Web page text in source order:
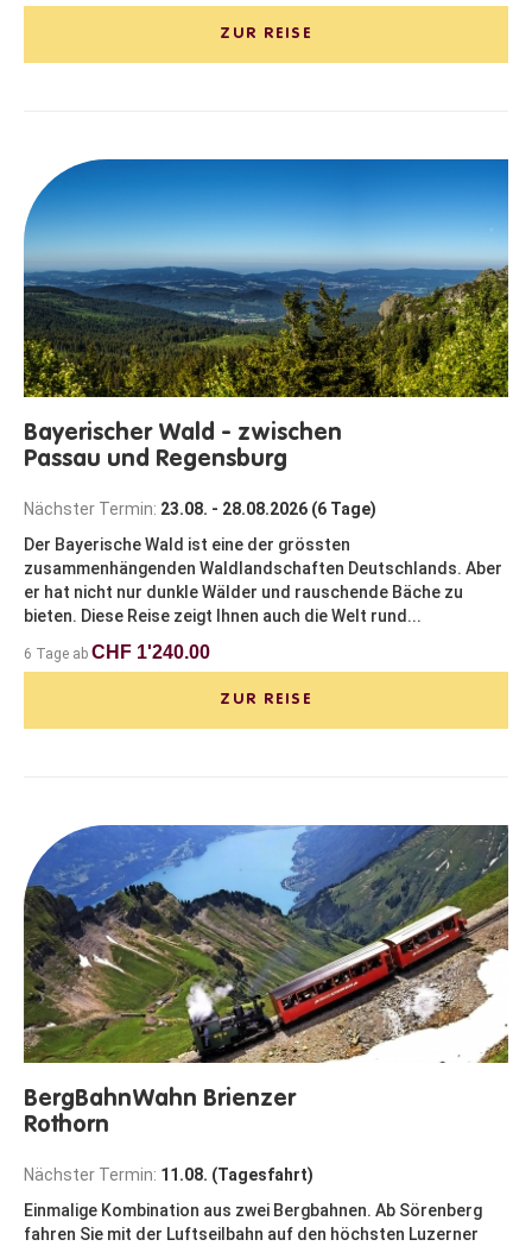
ZUR REISE
Bayerischer Wald - zwischen
Passau und Regensburg
Nächster Termin: 23.08. - 28.08.2026 (6 Tage)
Der Bayerische Wald ist eine der grössten
zusammenhängenden Waldlandschaften Deutschlands. Aber
er hat nicht nur dunkle Wälder und rauschende Bäche zu
bieten. Diese Reise zeigt Ihnen auch die Welt rund...
6 Tage ab CHF 1'240.00
ZUR REISE
BergBahnWahn Brienzer
Rothorn
Nächster Termin: 11.08. (Tagesfahrt)
Einmalige Kombination aus zwei Bergbahnen. Ab Sörenberg
fahren Sie mit der Luftseilbahn auf den höchsten Luzerner